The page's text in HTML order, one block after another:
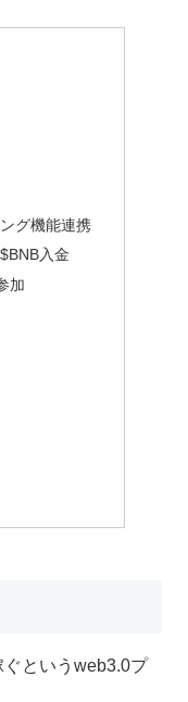
グ機能連携
入金
加
というweb3.0プ